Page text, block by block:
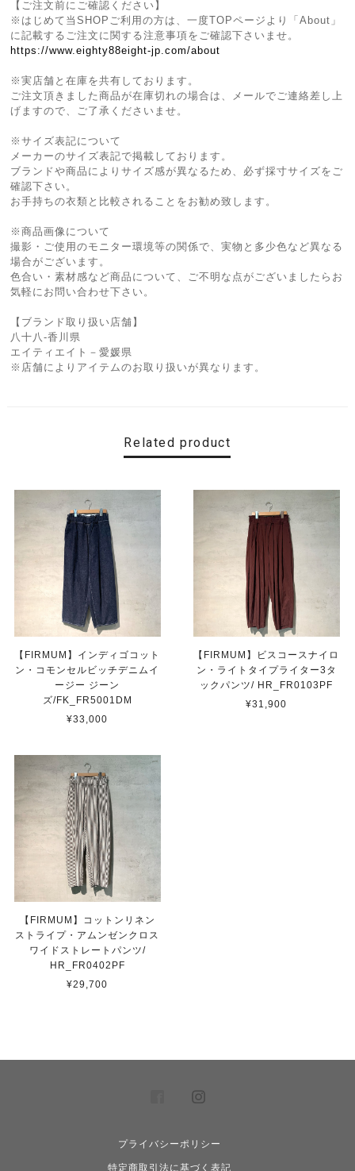
【ご注文前にご確認ください】
※はじめて当SHOPご利用の方は、一度TOPページより「About」
に記載するご注文に関する注意事項をご確認下さいませ。
https://www.eighty88eight-jp.com/about
※実店舗と在庫を共有しております。
ご注文頂きました商品が在庫切れの場合は、メールでご連絡差し上
げますので、ご了承くださいませ。
※サイズ表記について
メーカーのサイズ表記で掲載しております。
ブランドや商品によりサイズ感が異なるため、必ず採寸サイズをご
確認下さい。
お手持ちの衣類と比較されることをお勧め致します。
※商品画像について
撮影・ご使用のモニター環境等の関係で、実物と多少色など異なる
場合がございます。
色合い・素材感など商品について、ご不明な点がございましたらお
気軽にお問い合わせ下さい。
【ブランド取り扱い店舗】
八十八-香川県
エイティエイト－愛媛県
※店舗によりアイテムのお取り扱いが異なります。
Related product
【FIRMUM】インディゴコット
ン・コモンセルビッチデニムイ
ージー ジーン
ズ/FK_FR5001DM
¥33,000
【FIRMUM】ビスコースナイロ
ン・ライトタイプライター3タ
ックパンツ/ HR_FR0103PF
¥31,900
【FIRMUM】コットンリネン
ストライプ・アムンゼンクロス
ワイドストレートパンツ/
HR_FR0402PF
¥29,700
プライバシーポリシー
特定商取引法に基づく表記